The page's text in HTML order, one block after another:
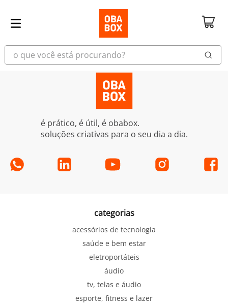
o que você está procurando?
é prático, é útil, é obabox.
soluções criativas para o seu dia a dia.
categorias
acessórios de tecnologia
saúde e bem estar
eletroportáteis
áudio
tv, telas e áudio
esporte, fitness e lazer